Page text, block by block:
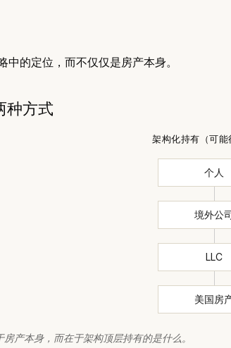
的定位，而不仅仅是房产本身。
种方式
架构化持有（可能
个人
境外公
LLC
美国房
房产本身，而在于架构顶层持有的是什么。